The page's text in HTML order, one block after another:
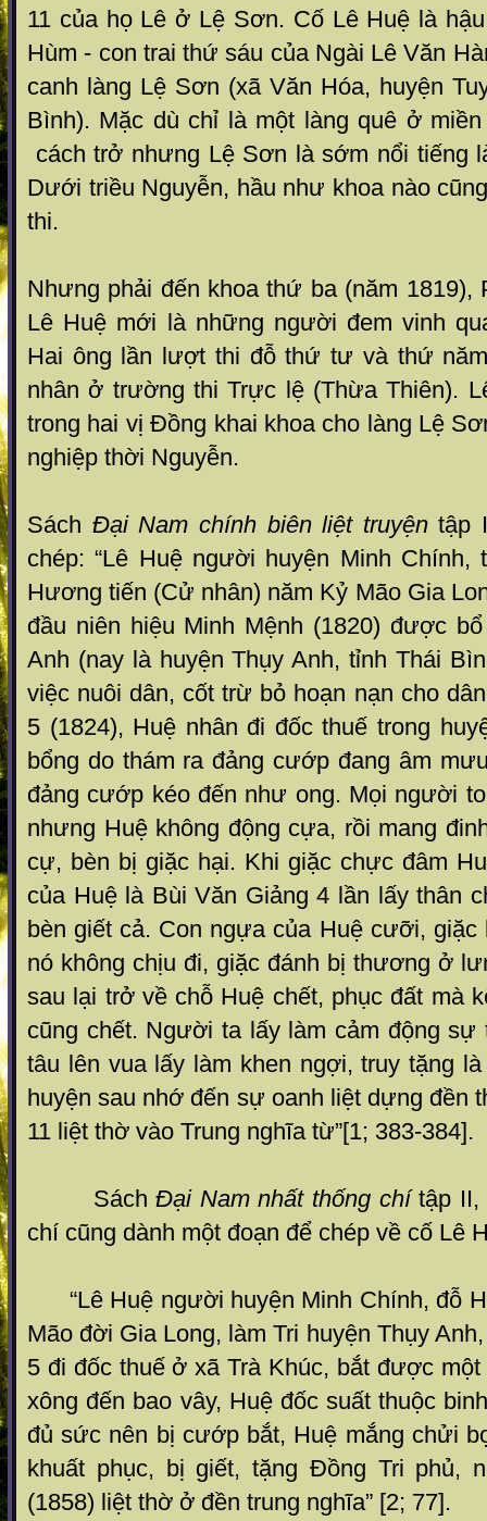
11 của họ Lê ở Lệ Sơn. Cố Lê Huệ là
Hùm - con trai thứ sáu của Ngài Lê Văn
canh làng Lệ Sơn (xã Văn Hóa, huyện
Bình). Mặc dù chỉ là một làng quê ở
cách trở nhưng Lệ Sơn là sớm nổi tiếng
Dưới triều Nguyễn, hầu như khoa nào
thi.
Nhưng phải đến khoa thứ ba (năm 1819),
Lê Huệ mới là những người đem vinh
Hai ông lần lượt thi đỗ thứ tư và thứ
nhân ở trường thi Trực lệ (Thừa Thiên).
trong hai vị Đồng khai khoa cho làng Lệ
nghiệp thời Nguyễn.
Sách Đại Nam chính biên liệt truyệntập
chép: “Lê Huệ người huyện Minh Chính,
Hương tiến (Cử nhân) năm Kỷ Mão Gia
đầu niên hiệu Minh Mệnh (1820) được
Anh (nay là huyện Thụy Anh, tỉnh Thái
việc nuôi dân, cốt trừ bỏ hoạn nạn cho
5 (1824), Huệ nhân đi đốc thuế trong
bổng do thám ra đảng cướp đang âm
đảng cướp kéo đến như ong. Mọi người
nhưng Huệ không động cựa, rồi mang
cự, bèn bị giặc hại. Khi giặc chực đâm
của Huệ là Bùi Văn Giảng 4 lần lấy thân
bèn giết cả. Con ngựa của Huệ cưỡi,
nó không chịu đi, giặc đánh bị thương ở
sau lại trở về chỗ Huệ chết, phục đất mà
cũng chết. Người ta lấy làm cảm động sự
tâu lên vua lấy làm khen ngợi, truy tặng
huyện sau nhớ đến sự oanh liệt dựng đền
11 liệt thờ vào Trung nghĩa từ”[1; 383-384].
SáchĐại Nam nhất thống chítập II,
chí cũng dành một đoạn để chép về cố Lê
“Lê Huệ người huyện Minh Chính, đỗ
Mão đời Gia Long, làm Tri huyện Thụy
5 đi đốc thuế ở xã Trà Khúc, bắt được
xông đến bao vây, Huệ đốc suất thuộc
đủ sức nên bị cướp bắt, Huệ mắng chửi
khuất phục, bị giết, tặng Đồng Tri phủ,
(1858) liệt thờ ở đền trung nghĩa” [2; 77].